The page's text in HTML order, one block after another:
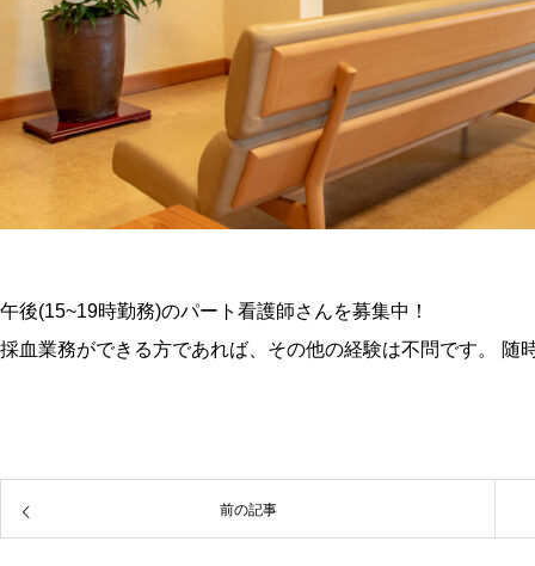
午後(15~19時勤務)のパート看護師さんを募集中！
採血業務ができる方であれば、その他の経験は不問です。 随
前の記事